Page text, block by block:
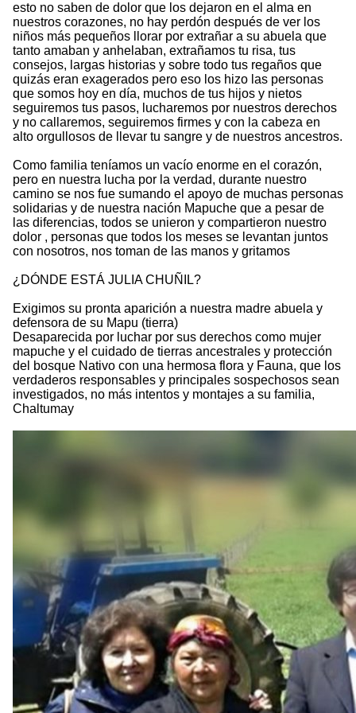
esto no saben de dolor que los dejaron en el alma en
nuestros corazones, no hay perdón después de ver los
niños más pequeños llorar por extrañar a su abuela que
tanto amaban y anhelaban, extrañamos tu risa, tus
consejos, largas historias y sobre todo tus regaños que
quizás eran exagerados pero eso los hizo las personas
que somos hoy en día, muchos de tus hijos y nietos
seguiremos tus pasos, lucharemos por nuestros derechos
y no callaremos, seguiremos firmes y con la cabeza en
alto orgullosos de llevar tu sangre y de nuestros ancestros.
Como familia teníamos un vacío enorme en el corazón,
pero en nuestra lucha por la verdad, durante nuestro
camino se nos fue sumando el apoyo de muchas personas
solidarias y de nuestra nación Mapuche que a pesar de
las diferencias, todos se unieron y compartieron nuestro
dolor , personas que todos los meses se levantan juntos
con nosotros, nos toman de las manos y gritamos
¿DÓNDE ESTÁ JULIA CHUÑIL?
Exigimos su pronta aparición a nuestra madre abuela y
defensora de su Mapu (tierra)
Desaparecida por luchar por sus derechos como mujer
mapuche y el cuidado de tierras ancestrales y protección
del bosque Nativo con una hermosa flora y Fauna, que los
verdaderos responsables y principales sospechosos sean
investigados, no más intentos y montajes a su familia,
Chaltumay